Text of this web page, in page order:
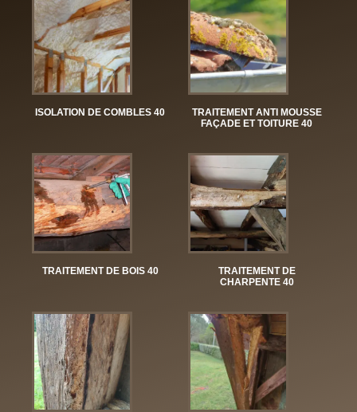
ISOLATION DE COMBLES 40
TRAITEMENT ANTI MOUSSE
FAÇADE ET TOITURE 40
TRAITEMENT DE BOIS 40
TRAITEMENT DE
CHARPENTE 40